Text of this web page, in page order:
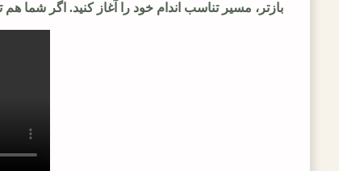
بازتر، مسیر تناسب اندام خود را آغاز کنید. اگر شما هم